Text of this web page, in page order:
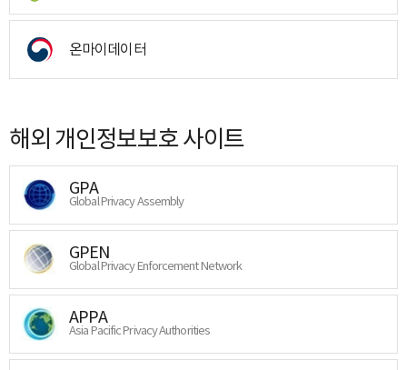
온마이데이터
해외 개인정보보호 사이트
GPA
Global Privacy Assembly
GPEN
Global Privacy Enforcement Network
APPA
Asia Pacific Privacy Authorities